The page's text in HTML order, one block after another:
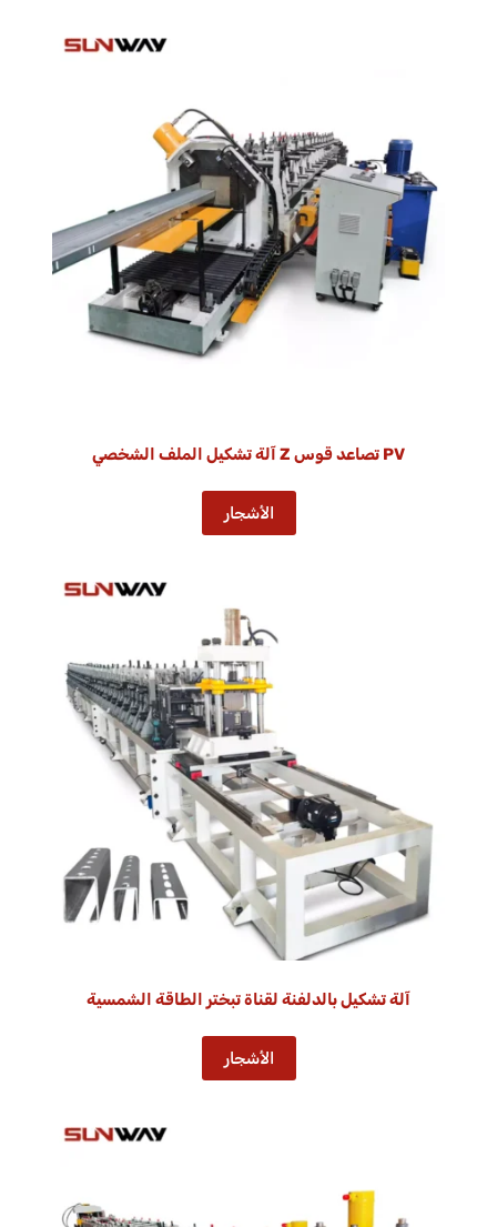
PV تصاعد قوس Z آلة تشكيل الملف الشخصي
الأشجار
آلة تشكيل بالدلفنة لقناة تبختر الطاقة الشمسية
الأشجار